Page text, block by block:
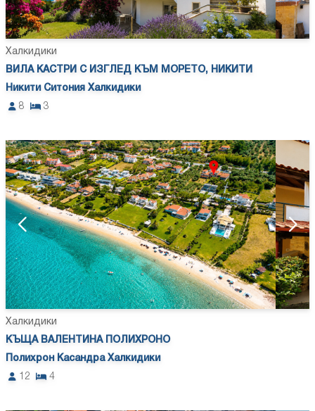
Халкидики
ВИЛА КАСТРИ С ИЗГЛЕД КЪМ МОРЕТО, НИКИТИ
Никити Ситония Халкидики
8
3
Халкидики
КЪЩА ВАЛЕНТИНА ПОЛИХРОНО
Полихрон Касандра Халкидики
12
4